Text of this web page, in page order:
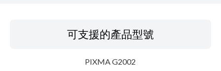
可支援的產品型號
PIXMA G2002